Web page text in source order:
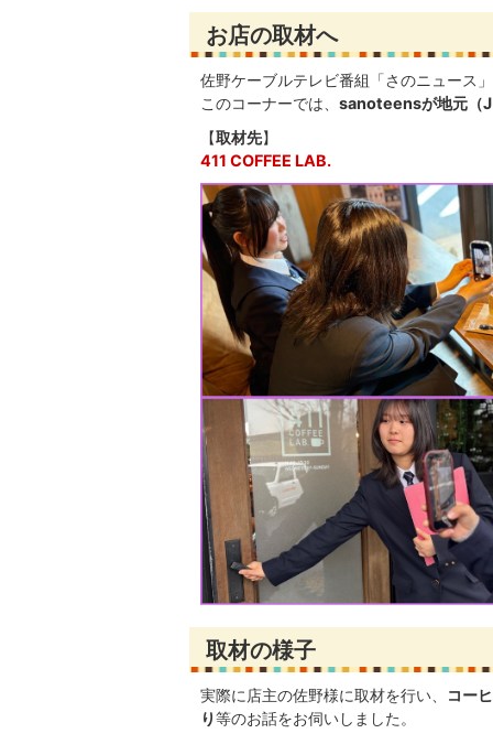
お店の取材へ
佐野ケーブルテレビ番組「さのニュース
このコーナーでは、 sanoteensが地元（J
【取材先】
411 COFFEE LAB.
取材の様子
実際に店主の佐野様に取材を行い、
コー
り等のお話をお伺いしました。